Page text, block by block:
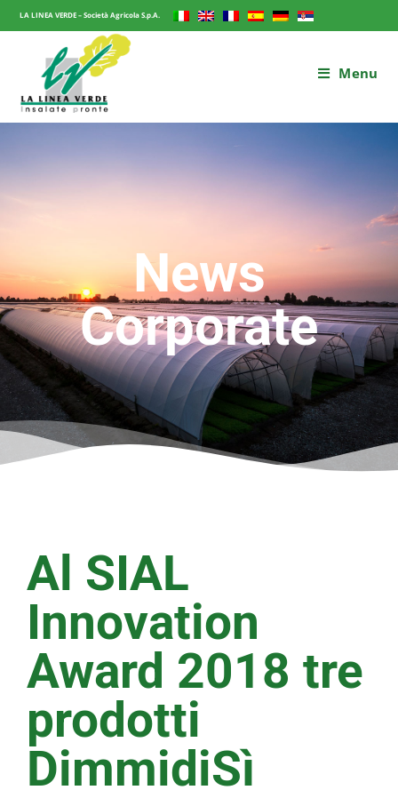
LA LINEA VERDE – Società Agricola S.p.A.
Menu
News
Corporate
Al SIAL
Innovation
Award 2018 tre
prodotti
DimmidiSì